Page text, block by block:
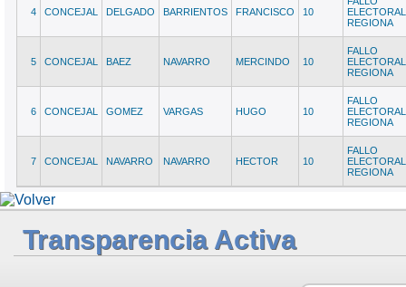
4 CONCEJAL DELGADO BARRIENTOS FRANCISCO 10
ELECTORAL
REGIONA
5 CONCEJAL BAEZ NAVARRO MERCINDO 10
FALLO
ELECTORAL
REGIONA
6 CONCEJAL GOMEZ VARGAS HUGO 10
FALLO
ELECTORAL
REGIONA
7 CONCEJAL NAVARRO NAVARRO HECTOR 10
FALLO
ELECTORAL
REGIONA
Transparencia Activa